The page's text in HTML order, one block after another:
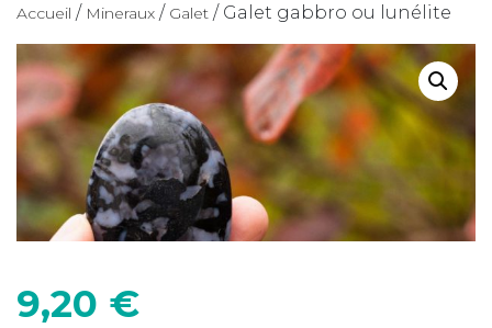
Accueil / Mineraux / Galet / Galet gabbro ou lunélite
9,20 €